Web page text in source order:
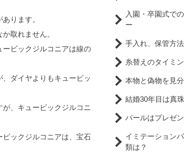
ります。
取れません。
ビックジルコニアは線の
ダイヤよりもキュービッ
、キュービックジルコニ
ックジルコニアは、宝石
入園・卒園式で
ー
手入れ、保管方法
糸替えのタイミ
本物と偽物を見
結婚30年目は真
パールはプレゼ
イミテーション
類は？